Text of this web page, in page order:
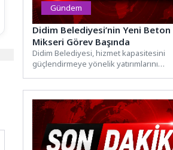
Gündem
Didim Belediyesi’nin Yeni Beton
Mikseri Görev Başında
Didim Belediyesi, hizmet kapasitesini
güçlendirmeye yönelik yatırımlarını